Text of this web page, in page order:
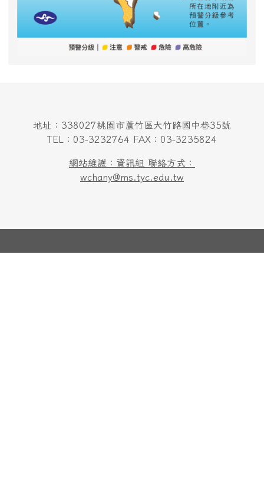
地址：338027桃園市蘆竹區大竹路國中巷35號
TEL：03-3232764 FAX：03-3235824
網站維護：資訊組 聯絡方式：
wchany@ms.tyc.edu.tw